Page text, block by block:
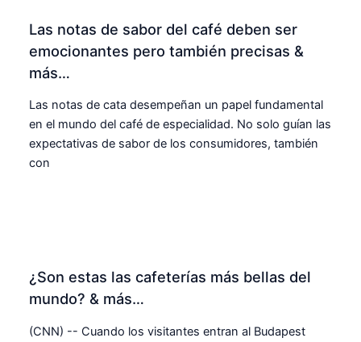
Las notas de sabor del café deben ser
emocionantes pero también precisas &
más…
Las notas de cata desempeñan un papel fundamental
en el mundo del café de especialidad. No solo guían las
expectativas de sabor de los consumidores, también
con
¿Son estas las cafeterías más bellas del
mundo? & más…
(CNN) -- Cuando los visitantes entran al Budapest